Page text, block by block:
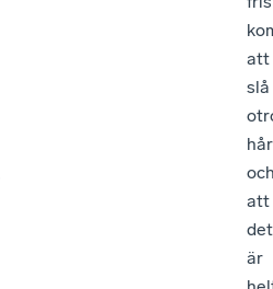
att
slå
att
det
är